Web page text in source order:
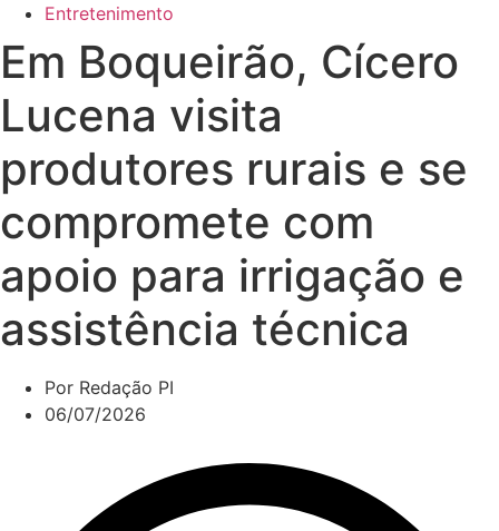
Entretenimento
Em Boqueirão, Cícero
Lucena visita
produtores rurais e se
compromete com
apoio para irrigação e
assistência técnica
Por Redação PI
06/07/2026